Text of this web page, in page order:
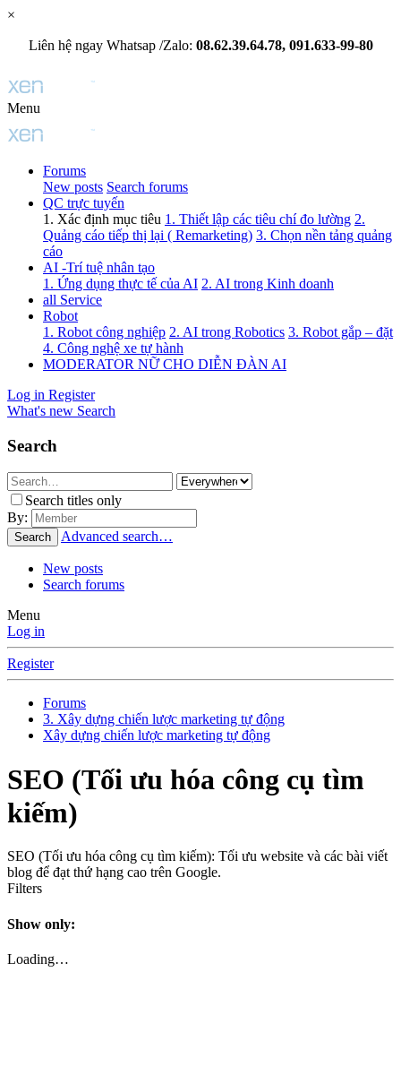
×
Liên hệ ngay Whatsap /Zalo: 08.62.39.64.78, 091.633-99-80
Menu
Forums
New posts Search forums
QC trực tuyến
1. Xác định mục tiêu 1. Thiết lập các tiêu chí đo lường 2.
Quảng cáo tiếp thị lại ( Remarketing) 3. Chọn nền tảng quảng
cáo
AI -Trí tuệ nhân tạo
1. Ứng dụng thực tế của AI 2. AI trong Kinh doanh
all Service
Robot
1. Robot công nghiệp 2. AI trong Robotics 3. Robot gắp – đặt
4. Công nghệ xe tự hành
MODERATOR NỮ CHO DIỄN ĐÀN AI
Log in Register
What's new Search
Search
Search titles only
By:
Search Advanced search…
New posts
Search forums
Menu
Log in
Register
Forums
3. Xây dựng chiến lược marketing tự động
Xây dựng chiến lược marketing tự động
SEO (Tối ưu hóa công cụ tìm
kiếm)
SEO (Tối ưu hóa công cụ tìm kiếm): Tối ưu website và các bài viết
blog để đạt thứ hạng cao trên Google.
Filters
Show only:
Loading…